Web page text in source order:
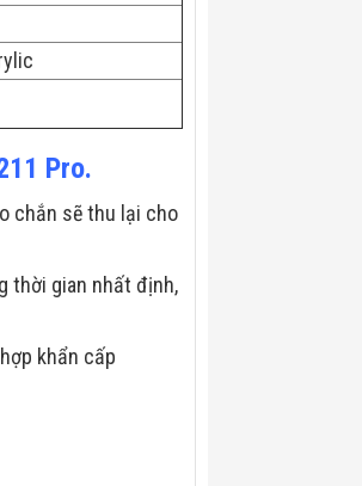
Pro.
chắn sẽ thu lại cho
thời gian nhất định,
khẩn cấp